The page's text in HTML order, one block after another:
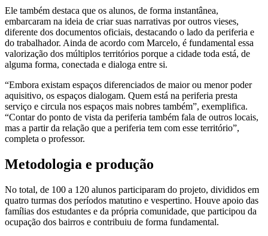
Ele também destaca que os alunos, de forma instantânea,
embarcaram na ideia de criar suas narrativas por outros vieses,
diferente dos documentos oficiais, destacando o lado da periferia e
do trabalhador. Ainda de acordo com Marcelo, é fundamental essa
valorização dos múltiplos territórios porque a cidade toda está, de
alguma forma, conectada e dialoga entre si.
“Embora existam espaços diferenciados de maior ou menor poder
aquisitivo, os espaços dialogam. Quem está na periferia presta
serviço e circula nos espaços mais nobres também”, exemplifica.
“Contar do ponto de vista da periferia também fala de outros locais,
mas a partir da relação que a periferia tem com esse território”,
completa o professor.
Metodologia e produção
No total, de 100 a 120 alunos participaram do projeto, divididos em
quatro turmas dos períodos matutino e vespertino. Houve apoio das
famílias dos estudantes e da própria comunidade, que participou da
ocupação dos bairros e contribuiu de forma fundamental.